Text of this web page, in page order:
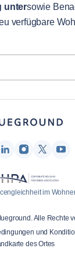
untersowie
verfügbare
im
Alle Rechte
und
des Ortes